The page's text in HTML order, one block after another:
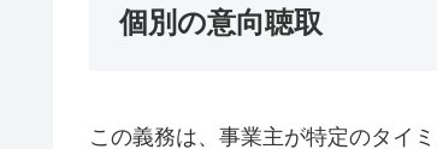
個別の意向聴取
この義務は、事業主が特定のタイ